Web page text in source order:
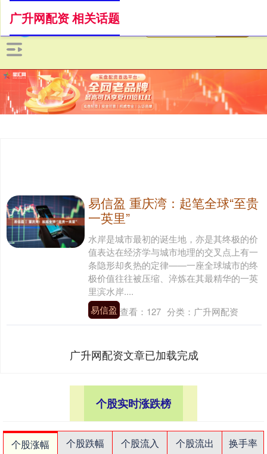
广升网配资 相关话题
易信盈 ​重庆湾：起笔全球“至贵
一英里”
水岸是城市最初的诞生地，亦是其终极的价
值表达在经济学与城市地理的交叉点上有一
条隐形却炙热的定律——一座全球城市的终
极价值往往被压缩、淬炼在其最精华的一英
里滨水岸....
易信盈 查看： 127 分类： 广升网配资
广升网配资文章已加载完成
个股实时涨跌榜
个股涨幅 个股跌幅 个股流入 个股流出
换手率